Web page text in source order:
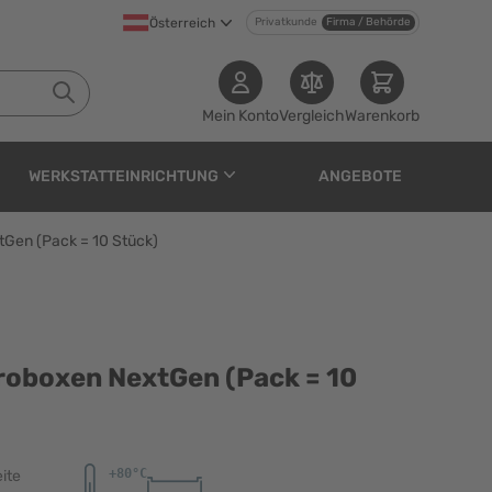
Österreich Privatkunde Firma / Behörde
Mein KontoVergleichWarenkorb
WERKSTATTEINRICHTUNG ANGEBOTE
(Pack = 10 Stück)
(Pack = 10 Stück)
NextGen (Pack = 10